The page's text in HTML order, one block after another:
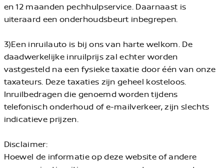
en 12 maanden pechhulpservice. Daarnaast is
uiteraard een onderhoudsbeurt inbegrepen.
3)Een inruilauto is bij ons van harte welkom. De
daadwerkelijke inruilprijs zal echter worden
vastgesteld na een fysieke taxatie door één van onze
taxateurs. Deze taxaties zijn geheel kosteloos.
Inruilbedragen die genoemd worden tijdens
telefonisch onderhoud of e-mailverkeer, zijn slechts
indicatieve prijzen.
Disclaimer:
Hoewel de informatie op deze website of andere